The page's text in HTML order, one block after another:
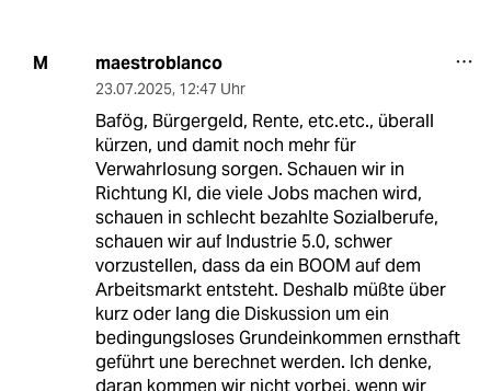
M maestroblanco
23.07.2025, 12:47 Uhr
Bafög, Bürgergeld, Rente, etc.etc., überall
kürzen, und damit noch mehr für
Verwahrlosung sorgen. Schauen wir in
Richtung KI, die viele Jobs machen wird,
schauen in schlecht bezahlte Sozialberufe,
schauen wir auf Industrie 5.0, schwer
vorzustellen, dass da ein BOOM auf dem
Arbeitsmarkt entsteht. Deshalb müßte über
kurz oder lang die Diskussion um ein
bedingungsloses Grundeinkommen ernsthaft
geführt une berechnet werden. Ich denke,
daran kommen wir nicht vorbei, wenn wir